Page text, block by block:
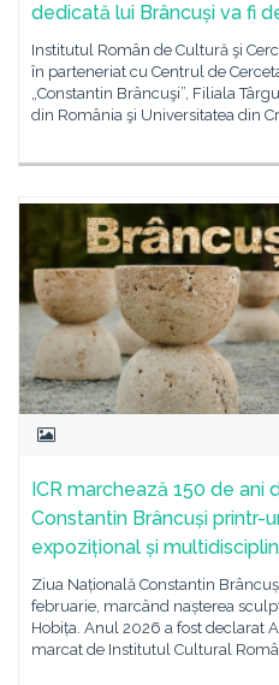
dedicată lui Brâncuși va fi
Institutul Român de Cultură şi
în parteneriat cu Centrul de
„Constantin Brâncuşi”, Filiala
din România şi Universitatea din
ICR marchează 150 de ani
Constantin Brâncuși printr-
expozițional și
Ziua Națională Constantin
februarie, marcând nașterea
Hobița. Anul 2026 a fost declarat
marcat de Institutul Cultural